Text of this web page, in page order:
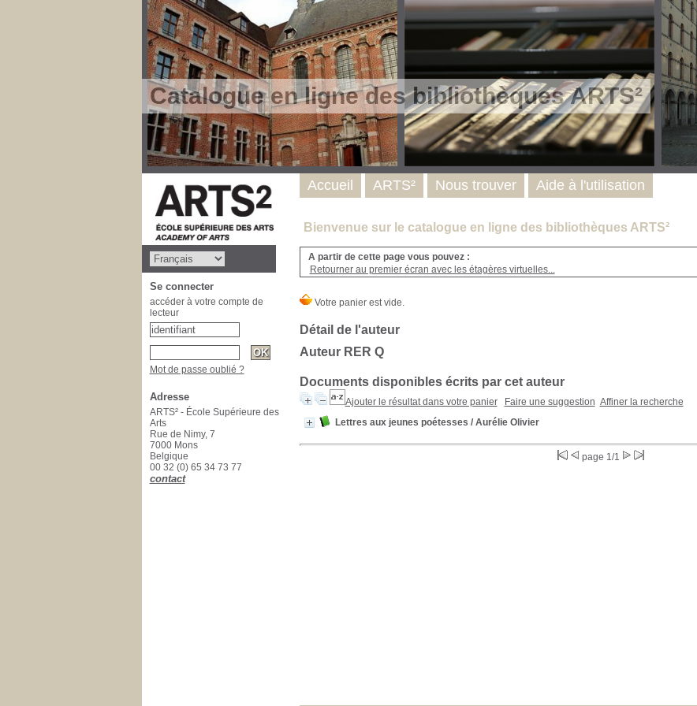
Catalogue en ligne des bibliothèques ARTS²
Bienvenue sur le catalogue en ligne des bibliothèques ARTS²
A partir de cette page vous pouvez :
Retourner au premier écran avec les étagères virtuelles...
Détail de l'auteur
Auteur RER Q
Documents disponibles écrits par cet auteur
Ajouter le résultat dans votre panier Faire une suggestion Affiner la recherche
Lettres aux jeunes poétesses / Aurélie Olivier
page 1/1
Accueil ARTS² Nous trouver Aide à l'utilisation
Se connecter
accéder à votre compte de
lecteur
Mot de passe oublié ?
Adresse
ARTS² - École Supérieure des
Arts
Rue de Nimy, 7
7000 Mons
Belgique
00 32 (0) 65 34 73 77
contact